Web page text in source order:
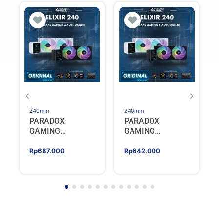
240mm
PARADOX
GAMING
ELIXIR 240 – AIO
Rp687.000
240mm
PARADOX
GAMING
ELIXIR 240 – AIO
Rp642.000